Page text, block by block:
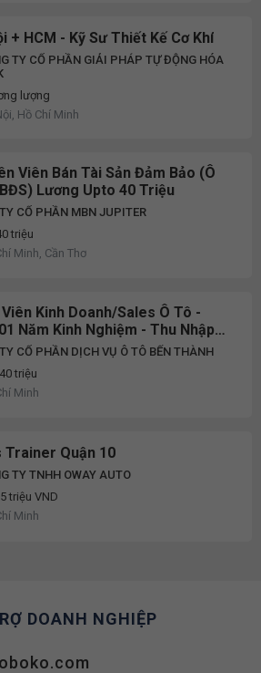
+ HCM - Kỹ Sư Thiết Kế Cơ Khí
TY CỔ PHẦN GIẢI PHÁP TỰ ĐỘNG HÓA
lượng
Hồ Chí Minh
Viên Bán Tài Sản Đảm Bảo (Ô
Lương Upto 40 Triệu
CỔ PHẦN MBN JUPITER
triệu
Minh, Cần Thơ
Viên Kinh Doanh/Sales Ô Tô -
Năm Kinh Nghiệm - Thu Nhập
- Hoa Hồng Không Giới Hạn
CỔ PHẦN DỊCH VỤ Ô TÔ BẾN THÀNH
triệu
Minh
Trainer Quận 10
TY TNHH OWAY AUTO
triệu VND
Minh
DOANH NGHIỆP